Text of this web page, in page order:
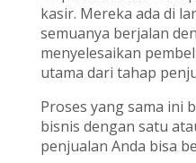
kasir. Mereka ada di
semuanya berjalan
menyelesaikan
utama dari tahap
Proses yang sama ini
bisnis dengan satu
penjualan Anda bisa